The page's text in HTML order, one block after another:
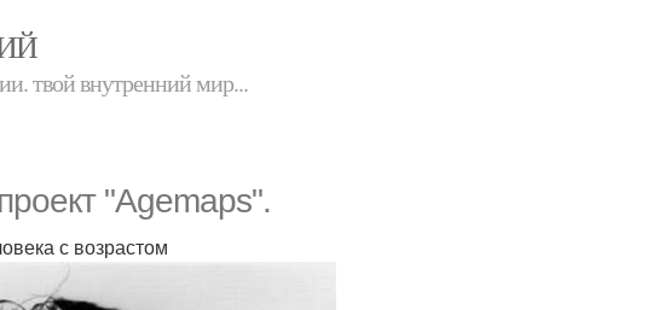
твой внутренний мир...
"Agemaps".
с возрастом